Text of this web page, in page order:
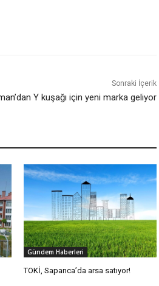
Sonraki İçerik
Y kuşağı için yeni marka geliyor
Gündem Haberleri
TOKİ, Sapanca’da arsa satıyor!